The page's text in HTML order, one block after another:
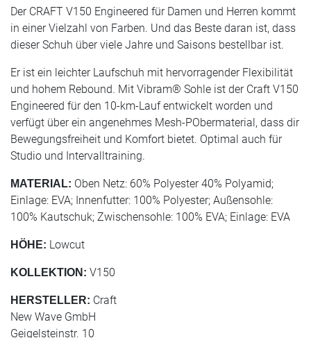
Der CRAFT V150 Engineered für Damen und Herren kommt
in einer Vielzahl von Farben. Und das Beste daran ist, dass
dieser Schuh über viele Jahre und Saisons bestellbar ist.
Er ist ein leichter Laufschuh mit hervorragender Flexibilität
und hohem Rebound. Mit Vibram® Sohle ist der Craft V150
Engineered für den 10-km-Lauf entwickelt worden und
verfügt über ein angenehmes Mesh-PObermaterial, dass dir
Bewegungsfreiheit und Komfort bietet. Optimal auch für
Studio und Intervalltraining.
MATERIAL: Oben Netz: 60% Polyester 40% Polyamid;
Einlage: EVA; Innenfutter: 100% Polyester; Außensohle:
100% Kautschuk; Zwischensohle: 100% EVA; Einlage: EVA
HÖHE: Lowcut
KOLLEKTION: V150
HERSTELLER: Craft
New Wave GmbH
Geigelsteinstr. 10